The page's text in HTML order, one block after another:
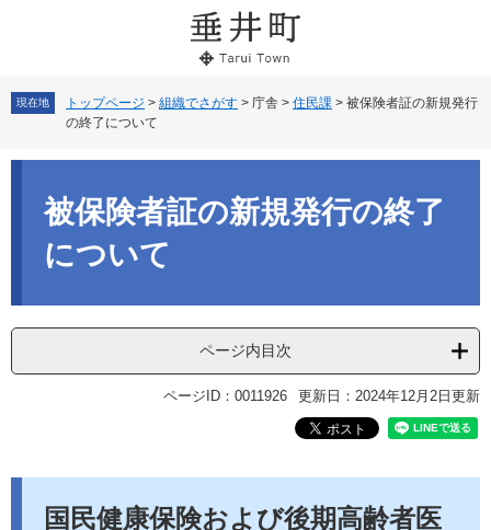
現在地 トップページ > 組織でさがす > 庁舎 > 住民課 > 被保険者証の新規発行
の終了について
被保険者証の新規発行の終了
について
ページ内目次
ページID：0011926 更新日：2024年12月2日更新
国民健康保険および後期高齢者医